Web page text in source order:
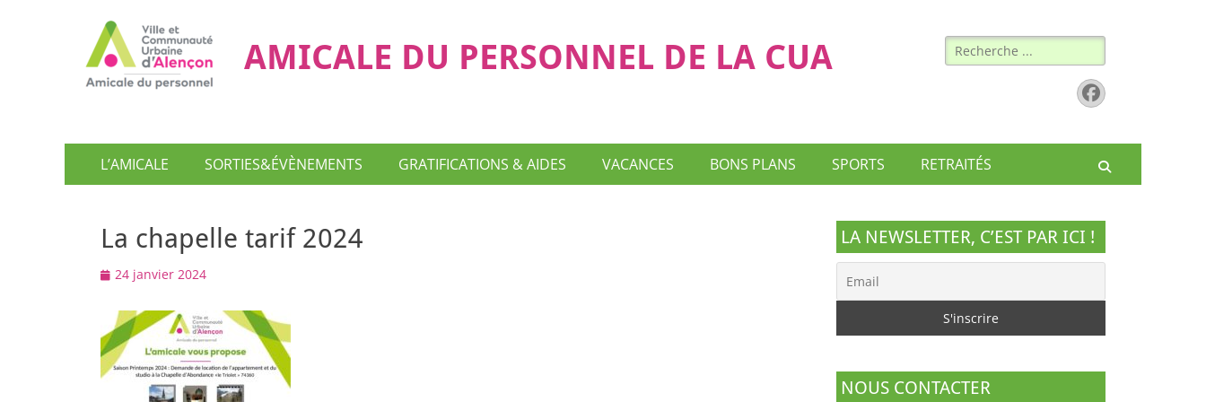
AMICALE DU PERSONNEL DE LA CUA Rechercher :
Facebook
Menu
principal
L’AMICALE SORTIES&ÉVÈNEMENTS GRATIFICATIONS & AIDES VACANCES BONS PLANS SPORTS RETRAITÉS
La chapelle tarif 2024
Posted
24 janvier 2024
LA NEWSLETTER, C’EST PAR ICI !
NOUS CONTACTER